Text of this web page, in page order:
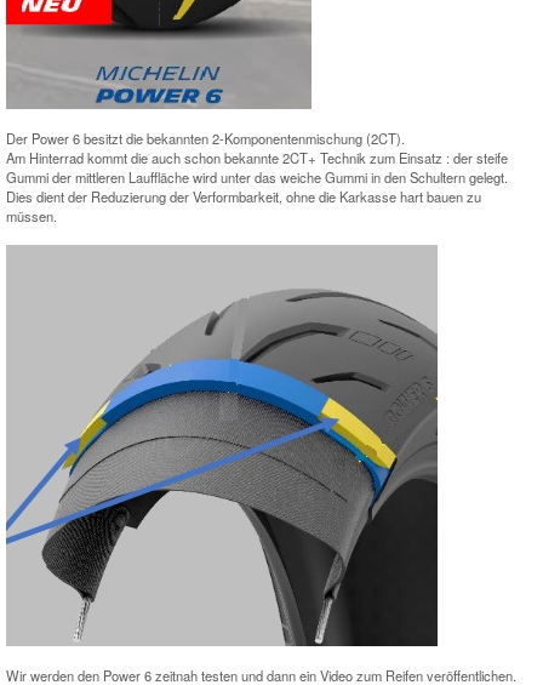
Der Power 6 besitzt die bekannten 2-Komponentenmischung (2CT).
Am Hinterrad kommt die auch schon bekannte 2CT+ Technik zum Einsatz : der steife
Gummi der mittleren Lauffläche wird unter das weiche Gummi in den Schultern gelegt.
Dies dient der Reduzierung der Verformbarkeit, ohne die Karkasse hart bauen zu
müssen.
Wir werden den Power 6 zeitnah testen und dann ein Video zum Reifen veröffentlichen.